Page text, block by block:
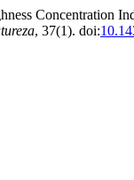
Concentration
, 37(1). doi: